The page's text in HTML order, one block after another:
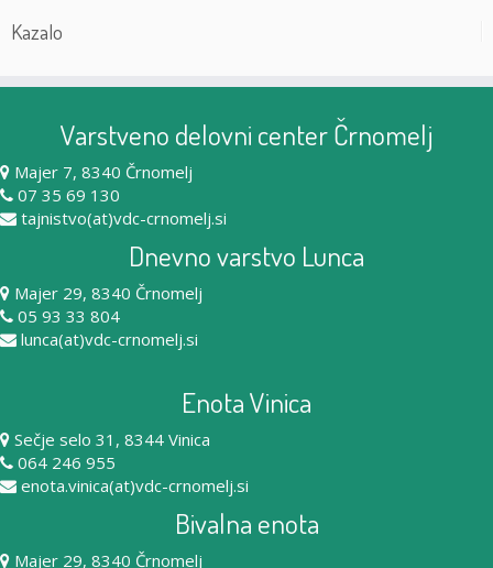
Kazalo
Varstveno delovni center Črnomelj
Majer 7, 8340 Črnomelj
07 35 69 130
tajnistvo(at)vdc-crnomelj.si
Dnevno varstvo Lunca
Majer 29, 8340 Črnomelj
05 93 33 804
lunca(at)vdc-crnomelj.si
Enota Vinica
Sečje selo 31, 8344 Vinica
064 246 955
enota.vinica(at)vdc-crnomelj.si
Bivalna enota
Majer 29, 8340 Črnomelj